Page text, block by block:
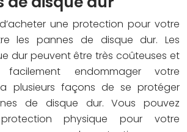
une protection pour votre
les pannes de disque dur. Les
dur peuvent être très coûteuses et
endommager votre
plusieurs façons de se protéger
de disque dur. Vous pouvez
physique pour votre